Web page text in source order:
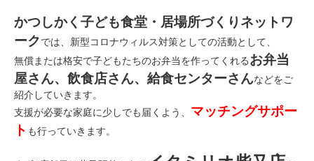
かつしかく子ども食堂・居場所づくりネットワ
ークでは、新型コロナウィルス対策としての活動として、
無償または格安で子どもたちのお弁当を作ってくれるお弁当
屋さん、飲食店さん、給食センターさんなどをご
紹介していきます。
支援が必要な家庭に少しでも届くよう、 マッチングサポー
ト も行っていきます。